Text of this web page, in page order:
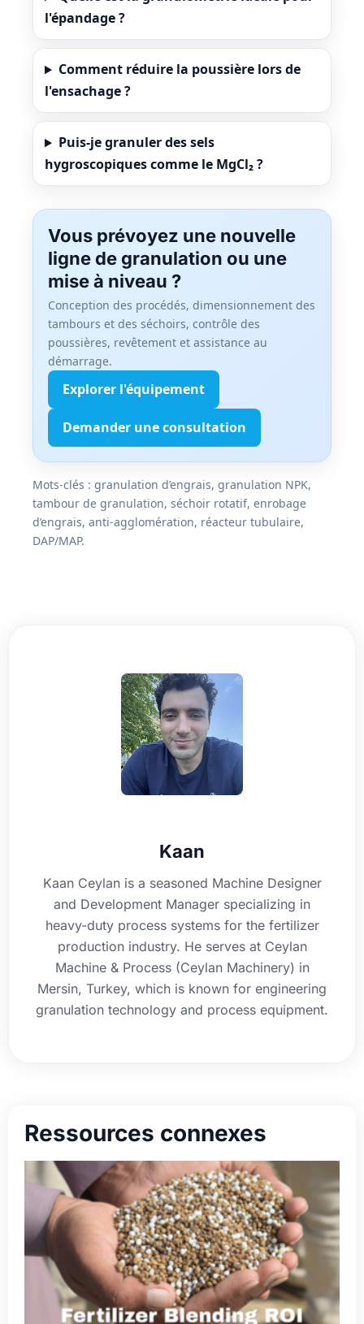
l'épandage ?
Comment réduire la poussière lors de
l'ensachage ?
Puis-je granuler des sels
hygroscopiques comme le MgCl₂ ?
Vous prévoyez une nouvelle
ligne de granulation ou une
mise à niveau ?
Conception des procédés, dimensionnement des
tambours et des séchoirs, contrôle des
poussières, revêtement et assistance au
démarrage.
Explorer l'équipement
Demander une consultation
Mots-clés : granulation d’engrais, granulation NPK,
tambour de granulation, séchoir rotatif, enrobage
d’engrais, anti-agglomération, réacteur tubulaire,
DAP/MAP.
Kaan
Kaan Ceylan is a seasoned Machine Designer
and Development Manager specializing in
heavy-duty process systems for the fertilizer
production industry. He serves at Ceylan
Machine & Process (Ceylan Machinery) in
Mersin, Turkey, which is known for engineering
granulation technology and process equipment.
Ressources connexes